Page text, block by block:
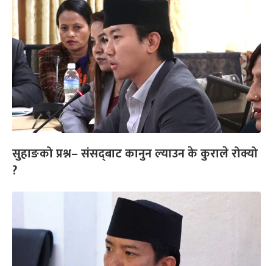
सुहाङको प्रश्न– संसद्‌बाट कानुन ल्याउन के कुराले रोक्यो
?